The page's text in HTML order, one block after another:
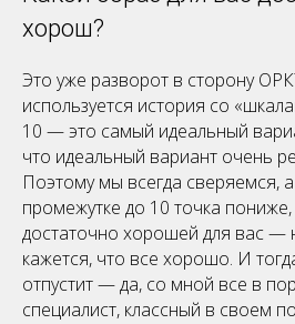
хорош?
Это уже разворот в сторону
используется история со
10 — это самый идеальный
что идеальный вариант очень
Поэтому мы всегда сверяемся,
промежутке до 10 точка
достаточно хорошей для вас —
кажется, что все хорошо. И
отпустит — да, со мной все в
специалист, классный в своем